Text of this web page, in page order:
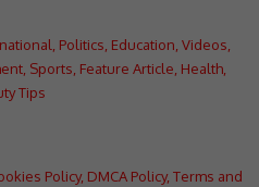
Politics Education Videos
Sports Feature Article Health
Tips
Policy, DMCA Policy, Terms and